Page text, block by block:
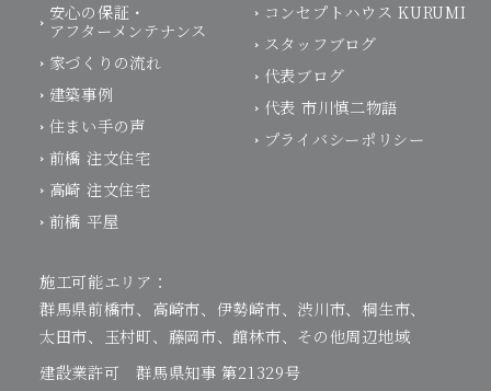
安心の保証・
アフターメンテナンス
家づくりの流れ
建築事例
住まい手の声
前橋 注文住宅
高崎 注文住宅
前橋 平屋
コンセプトハウス KURUMI
スタッフブログ
代表ブログ
代表 市川慎二物語
プライバシーポリシー
施工可能エリア：
群馬県前橋市、高崎市、伊勢崎市、渋川市、桐生市、
太田市、玉村町、藤岡市、館林市、その他周辺地域
建設業許可 群馬県知事 第21329号